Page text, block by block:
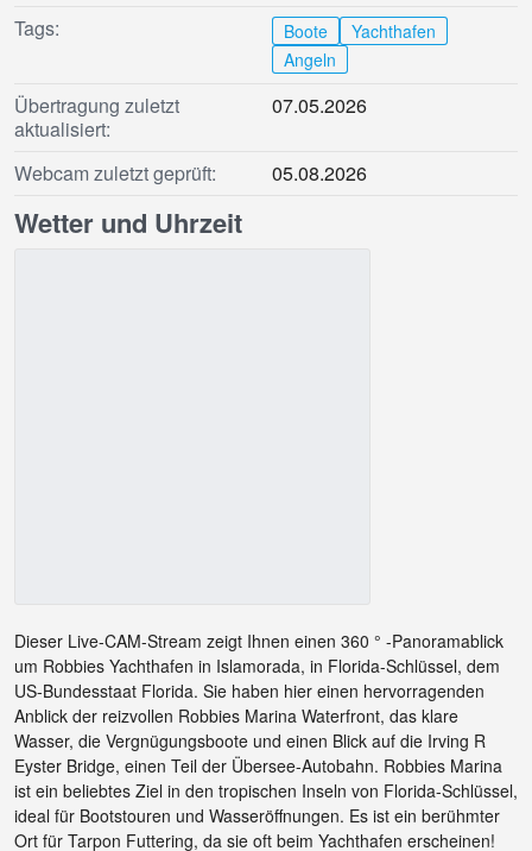
Tags:
Boote
Yachthafen
Angeln
Übertragung zuletzt
aktualisiert:
07.05.2026
Webcam zuletzt geprüft: 05.08.2026
Wetter und Uhrzeit
Dieser Live-CAM-Stream zeigt Ihnen einen 360 ° -Panoramablick
um Robbies Yachthafen in Islamorada, in Florida-Schlüssel, dem
US-Bundesstaat Florida. Sie haben hier einen hervorragenden
Anblick der reizvollen Robbies Marina Waterfront, das klare
Wasser, die Vergnügungsboote und einen Blick auf die Irving R
Eyster Bridge, einen Teil der Übersee-Autobahn. Robbies Marina
ist ein beliebtes Ziel in den tropischen Inseln von Florida-Schlüssel,
ideal für Bootstouren und Wasseröffnungen. Es ist ein berühmter
Ort für Tarpon Futtering, da sie oft beim Yachthafen erscheinen!